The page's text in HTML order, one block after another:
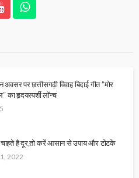
अवसर पर छत्तीसगढ़ी विवाह बिदाई गीत “मोर
का हृदयस्पर्शी लॉन्च
है दूर,तो करें आसान से उपाय और टोटके
2022